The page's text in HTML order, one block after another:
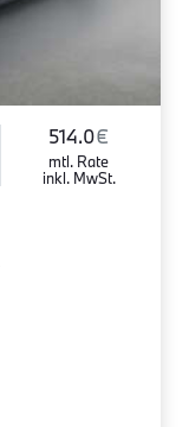
514.0€
mtl. Rate
inkl. MwSt.